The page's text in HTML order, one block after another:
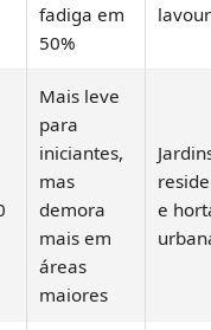
fadiga em
50%
Mais leve
para
iniciantes,
mas
demora
mais em
áreas
maiores
e